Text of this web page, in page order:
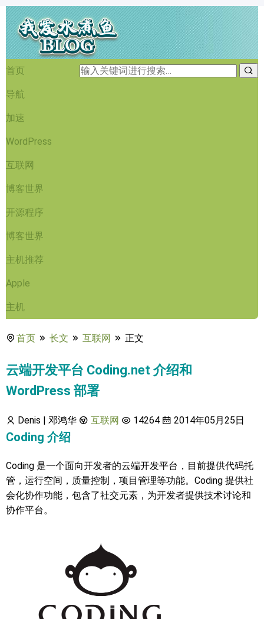
首页
导航
加速
WordPress
互联网
博客世界
开源程序
博客世界
主机推荐
Apple
主机
首页 长文 互联网 正文
云端开发平台 Coding.net 介绍和
WordPress 部署
Denis | 邓鸿华 互联网 14264 2014年05月25日
Coding 介绍
Coding 是一个面向开发者的云端开发平台，目前提供代码托
管，运行空间，质量控制，项目管理等功能。Coding 提供社
会化协作功能，包含了社交元素，为开发者提供技术讨论和
协作平台。